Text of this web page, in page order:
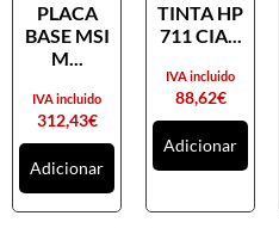
PLACA
BASE MSI
M...
312,43€
IVA incluido
Adicionar
TINTA HP
711 CIA...
88,62€
IVA incluido
Adicionar